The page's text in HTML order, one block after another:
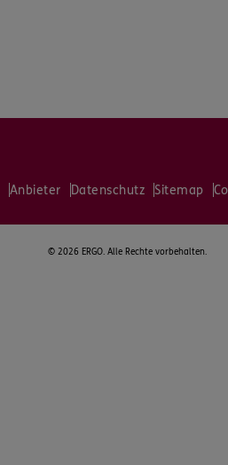
Anbieter Datenschutz Sitemap
© 2026 ERGO. Alle Rechte vorbehalten.